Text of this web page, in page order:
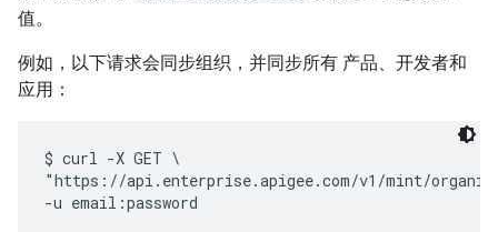
值。
例如，以下请求会同步组织，并同步所有 产品、开发者和
应用：
$ curl -X GET \
"https://api.enterprise.apigee.com/v1/mint/